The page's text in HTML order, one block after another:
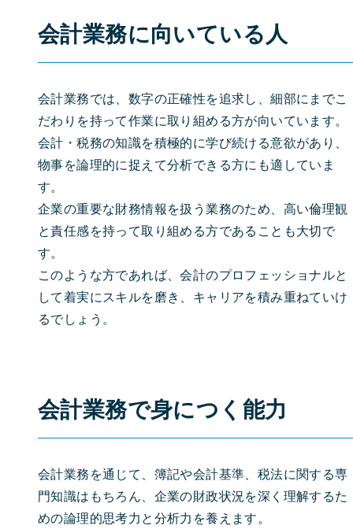
会計業務に向いている人
会計業務では、数字の正確性を追求し、細部にまでこ
だわりを持って作業に取り組める方が向いています。
会計・税務の知識を積極的に学び続ける意欲があり、
物事を論理的に捉えて分析できる方にも適していま
す。
企業の重要な財務情報を扱う業務のため、高い倫理観
と責任感を持って取り組める方であることも大切で
す。
このような方であれば、会計のプロフェッショナルと
して着実にスキルを磨き、キャリアを積み重ねていけ
るでしょう。
会計業務で身につく能力
会計業務を通じて、簿記や会計基準、税法に関する専
門知識はもちろん、企業の財政状況を深く理解するた
めの論理的思考力と分析力を養えます。